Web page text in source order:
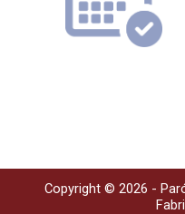
Copyright © 2026 -